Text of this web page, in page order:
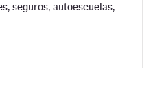
seguros, autoescuelas,